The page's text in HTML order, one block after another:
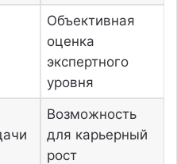
Объективная
оценка
экспертного
уровня
Возможность
для карьерный
рост